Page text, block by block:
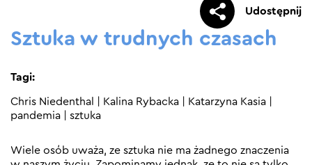
Udostępnij
Sztuka w trudnych czasach
Tagi:
Chris Niedenthal Kalina Rybacka Katarzyna Kasia
pandemia
sztuka
Wiele osób uważa, ze sztuka nie ma żadnego znaczenia